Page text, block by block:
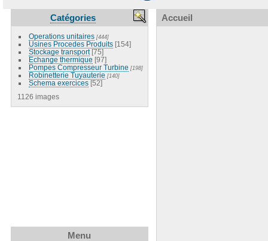
Catégories
Operations unitaires [444]
Usines Procedes Produits [154]
Stockage transport [75]
Echange thermique [97]
Pompes Compresseur Turbine [198]
Robinetterie Tuyauterie [140]
Schema exercices [52]
1126 images
Menu
Accueil